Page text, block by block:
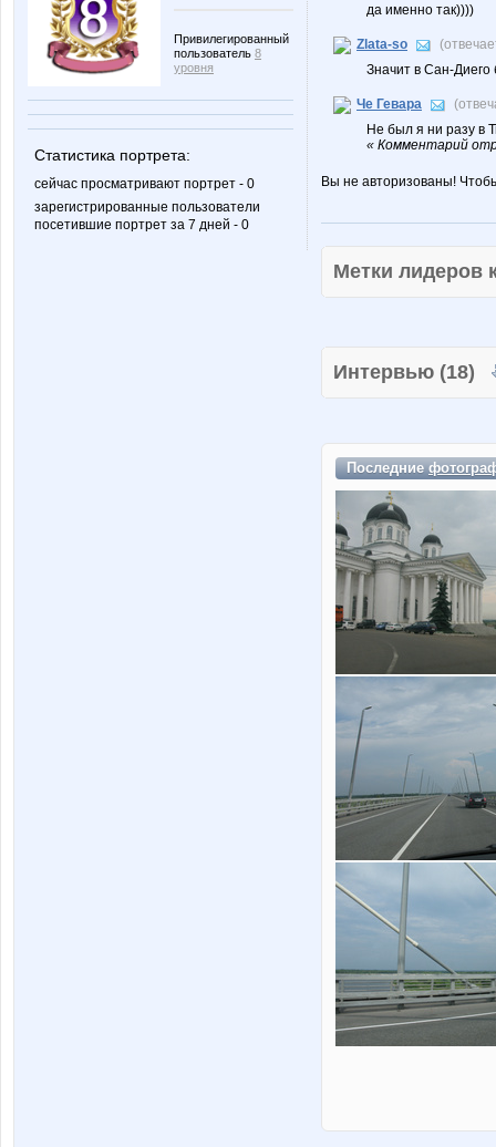
Привилегированный
пользователь 8
уровня
Статистика портрета:
сейчас просматривают портрет - 0
зарегистрированные пользователи
посетившие портрет за 7 дней - 0
да именно так))))
Zlata-so
Значит в Сан-
Че Гевара
Не был я ни разу в
« Комментарий
Вы не авторизованы!
Метки
Интервью (18)
Последние